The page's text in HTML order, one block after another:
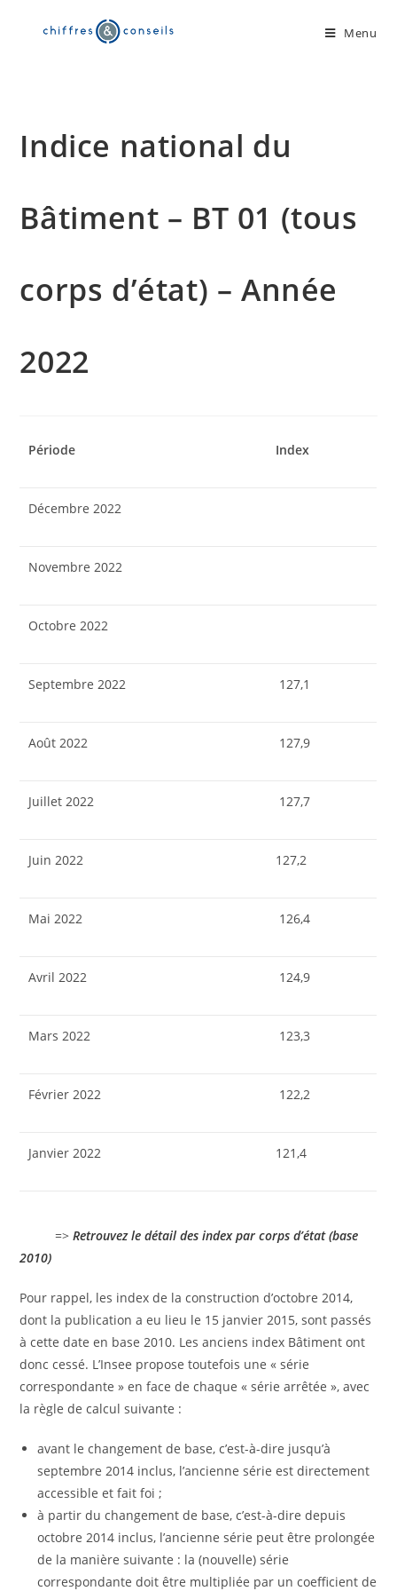
Menu
Indice national du
Bâtiment – BT 01 (tous
corps d’état) – Année
2022
Période Index
Décembre 2022
Novembre 2022
Octobre 2022
Septembre 2022 127,1
Août 2022 127,9
Juillet 2022 127,7
Juin 2022 127,2
Mai 2022 126,4
Avril 2022 124,9
Mars 2022 123,3
Février 2022 122,2
Janvier 2022 121,4
=>Retrouvez le détail des index par corps d’état (base
2010)
Pour rappel, les index de la construction d’octobre 2014,
dont la publication a eu lieu le 15 janvier 2015, sont passés
à cette date en base 2010. Les anciens index Bâtiment ont
donc cessé. L’Insee propose toutefois une « série
correspondante » en face de chaque « série arrêtée », avec
la règle de calcul suivante :
avant le changement de base, c’est-à-dire jusqu’à
septembre 2014 inclus, l’ancienne série est directement
accessible et fait foi ;
à partir du changement de base, c’est-à-dire depuis
octobre 2014 inclus, l’ancienne série peut être prolongée
de la manière suivante : la (nouvelle) série
correspondante doit être multipliée par un coefficient de